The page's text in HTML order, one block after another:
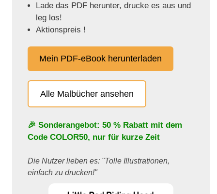
Lade das PDF herunter, drucke es aus und
leg los!
Aktionspreis !
Mein PDF-eBook herunterladen
Alle Malbücher ansehen
🎉 Sonderangebot: 50 % Rabatt mit dem
Code COLOR50, nur für kurze Zeit
Die Nutzer lieben es: "Tolle Illustrationen,
einfach zu drucken!"